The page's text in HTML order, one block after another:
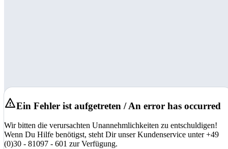
Ein Fehler ist aufgetreten / An error has occurred
Wir bitten die verursachten Unannehmlichkeiten zu entschuldigen!
Wenn Du Hilfe benötigst, steht Dir unser Kundenservice unter +49
(0)30 - 81097 - 601 zur Verfügung.